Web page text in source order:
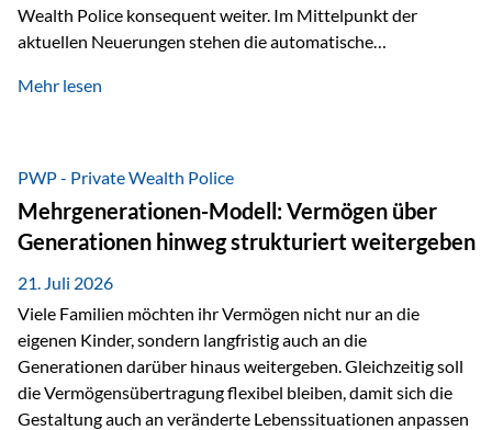
Wealth Police konsequent weiter. Im Mittelpunkt der
aktuellen Neuerungen stehen die automatische
als Versicherungsnehmer einzusetzen, sowie eine
Abwicklung für Vertriebspartner deutlich effizienter
gestaltet. Anträge werden direkt elektronisch übermittelt,
Medienbrüche reduziert und die weitere Bearbeitung
beschleunigt. Ab sofort können auch juristische Personen,
wie Kapitalgesellschaften oder Stiftungen, als
Versicherungsnehmer eingesetzt werden. Damit erweitert
die Vienna-Life die Einsatzmöglichkeiten der Private Wealth
Police insbesondere für…
Mehr lesen
PWP - Private Wealth Police
Mehrgenerationen-Modell: Vermögen über
Generationen hinweg strukturiert weitergeben
21. Juli 2026
Viele Familien möchten ihr Vermögen nicht nur an die
eigenen Kinder, sondern langfristig auch an die
Generationen darüber hinaus weitergeben. Gleichzeitig soll
die Vermögensübertragung flexibel bleiben, damit sich die
Gestaltung auch an veränderte Lebenssituationen anpassen